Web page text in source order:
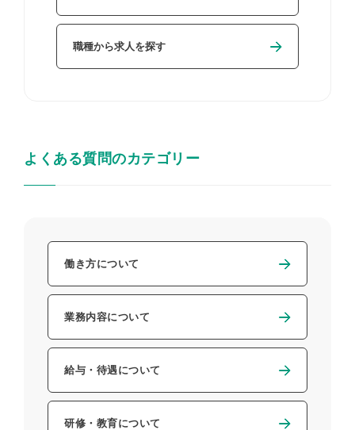
職種から求人を探す
よくある質問のカテゴリー
働き方について
業務内容について
給与・待遇について
研修・教育について